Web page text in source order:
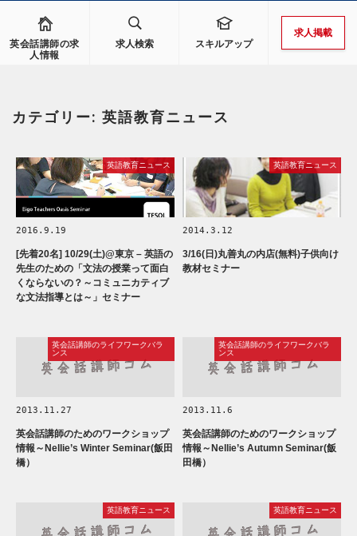
英会話講師の求
人情報
求人検索 スキルアップ
求人掲載
カテゴリー: 英語教育ニュース
英語教育ニュース
2016.9.19
[先着20名] 10/29(土)@東京 – 英語の
先生のための「文法の授業って面白
くならないの？～コミュニカティブ
な文法指導とは～」セミナー
英語教育ニュース
2014.3.12
3/16(日)丸善丸の内店(無料)子供向け
教材セミナー
英会話講師のライフワークバラ
ンス
2013.11.27
英会話講師のためのワークショップ
情報～Nellie’s Winter Seminar(飯田
橋）
英会話講師のライフワークバラ
ンス
2013.11.6
英会話講師のためのワークショップ
情報～Nellie’s Autumn Seminar(飯
田橋）
英語教育ニュース 英語教育ニュース